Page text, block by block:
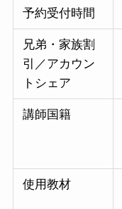
予約受付時間
兄弟・家族割
引／アカウン
トシェア
講師国籍
使用教材